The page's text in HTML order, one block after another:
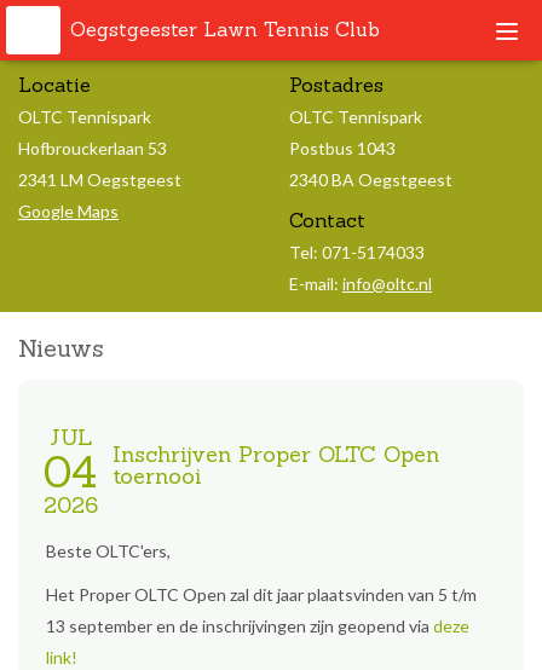
Oegstgeester Lawn Tennis Club
Locatie
OLTC Tennispark
Hofbrouckerlaan 53
2341 LM Oegstgeest
Google Maps
Postadres
OLTC Tennispark
Postbus 1043
2340 BA Oegstgeest
Contact
Tel: 071-5174033
E-mail: info@oltc.nl
Nieuws
Inschrijven Proper OLTC Open
toernooi
JUL
04
2026
Beste OLTC'ers,
Het Proper OLTC Open zal dit jaar plaatsvinden van 5 t/m
13 september en de inschrijvingen zijn geopend viadeze
link!